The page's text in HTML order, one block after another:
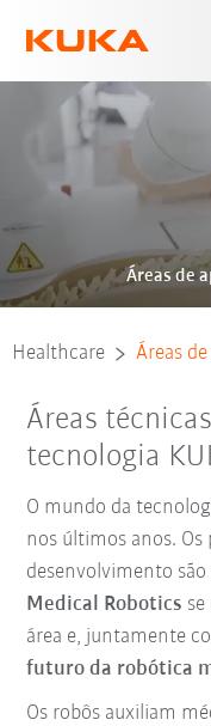
Áreas de
Healthcare Áreas
Áreas
tecnologia
O mundo da
nos últimos anos.
desenvolvimento são
Medical Robotics
área e, juntamente
futuro da robótica
Os robôs auxiliam